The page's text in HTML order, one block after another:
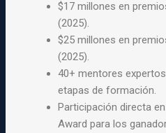
$17 millones en
(2025).
$25 millones en
(2025).
40+ mentores
etapas de formación.
Participación directa
Award para los